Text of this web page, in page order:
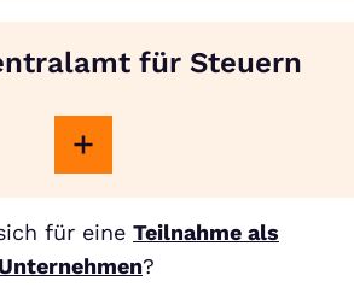
für Steuern
für eine Teilnahme als
?